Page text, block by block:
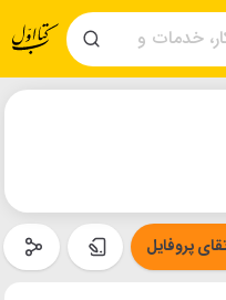
پروفایل